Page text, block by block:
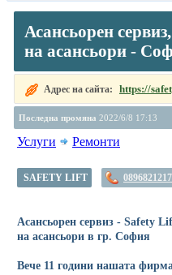
Асансьорен
на асансьори -
Адрес на сайта: https://
Последна промяна 2022/6/8 17:13
Услуги Ремонти
SAFETY LIFT 0896821217
Асансьорен сервиз - Safety
на асансьори в гр. София
Вече 11 години нашата